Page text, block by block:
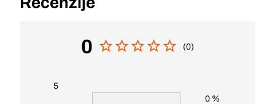
0 (0)
5
0 %